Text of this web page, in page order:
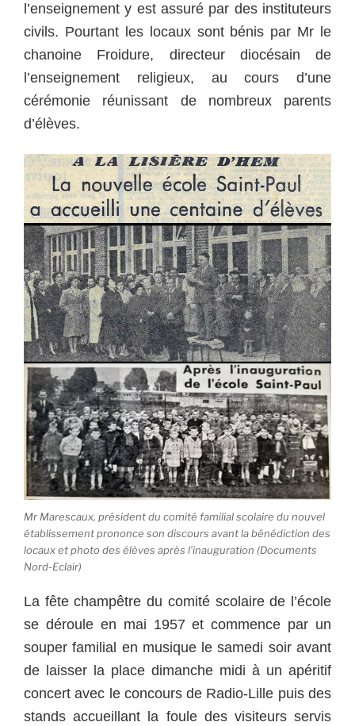
l’enseignement y est assuré par des instituteurs
civils. Pourtant les locaux sont bénis par Mr le
chanoine Froidure, directeur diocésain de
l’enseignement religieux, au cours d’une
cérémonie réunissant de nombreux parents
d’élèves.
Mr Marescaux, président du comité familial scolaire du nouvel
établissement prononce son discours avant la bénédiction des
locaux et photo des élèves après l’inauguration (Documents
Nord-Eclair)
La fête champêtre du comité scolaire de l’école
se déroule en mai 1957 et commence par un
souper familial en musique le samedi soir avant
de laisser la place dimanche midi à un apéritif
concert avec le concours de Radio-Lille puis des
stands accueillant la foule des visiteurs servis